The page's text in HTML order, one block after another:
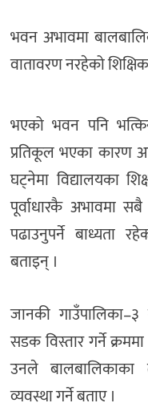
भवन अभावमा
वातावरण नरहेको
भएको भवन पनि
प्रतिकूल भएका कारण
घट्नेमा विद्यालयका
पूर्वाधारकै अभावमा
पढाउनुपर्ने बाध्यता
बताइन् ।
जानकी गाउँपालिका–३
सडक विस्तार गर्ने
उनले बालबालिकाका
व्यवस्था गर्ने बताए ।